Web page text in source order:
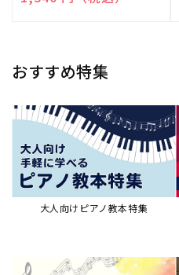
おすすめ特集
大人向けピアノ教本特集